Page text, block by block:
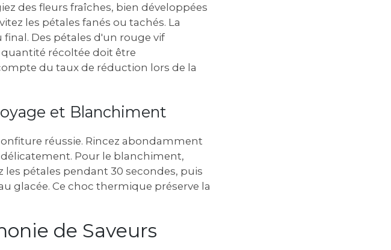
des fleurs fraîches‚ bien développées
les pétales fanés ou tachés. La
final. Des pétales d'un rouge vif
récoltée doit être
du taux de réduction lors de la
et Blanchiment
réussie. Rincez abondamment
Pour le blanchiment‚
pétales pendant 30 secondes‚ puis
glacée. Ce choc thermique préserve la
de Saveurs